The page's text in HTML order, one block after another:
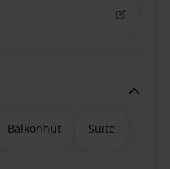
Balkonhut Suite